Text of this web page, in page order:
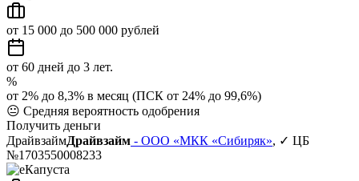
от 15 000 до 500 000 рублей
от 60 дней до 3 лет.
%
от 2% до 8,3% в месяц (ПСК от 24% до 99,6%)
😐 Средняя вероятность одобрения
Получить деньги
ДрайвзаймДрайвзайм - ООО «МКК «Сибиряк», ✓ ЦБ
№1703550008233